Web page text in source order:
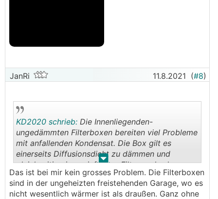
JanRi 11.8.2021 (#8)
. .
KD2020 schrieb: Die Innenliegenden-
ungedämmten Filterboxen bereiten viel Probleme
mit anfallenden Kondensat. Die Box gilt es
einerseits Diffusionsdicht zu dämmen und
gleichzeitig einen einfachen Filterwechsel zu
gestalten, dass ist nicht so einfach und kaum
umsetzbar.
Das ist bei mir kein grosses Problem. Die Filterboxen
sind in der ungeheizten freistehenden Garage, wo es
nicht wesentlich wärmer ist als draußen. Ganz ohne